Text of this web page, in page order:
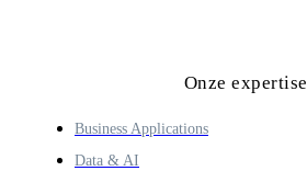
Onze expertise
Business Applications
Data & AI